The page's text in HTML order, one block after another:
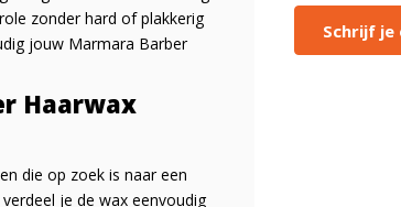
zonder hard of plakkerig
jouw Marmara Barber
Haarwax
die op zoek is naar een
je de wax eenvoudig
Schrijf